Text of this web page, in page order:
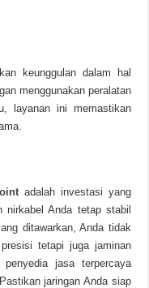
keunggulan dalam hal
menggunakan peralatan
layanan ini memastikan
adalah investasi yang
nirkabel Anda tetap stabil
ditawarkan, Anda tidak
tetapi juga jaminan
jasa terpercaya
jaringan Anda siap